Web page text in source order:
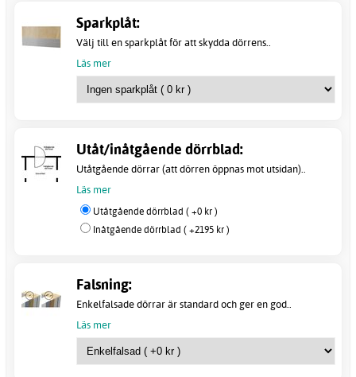
Sparkplåt:
Välj till en sparkplåt för att skydda dörrens..
Läs mer
Utåt/inåtgående dörrblad:
Utåtgående dörrar (att dörren öppnas mot utsidan)..
Läs mer
Utåtgående dörrblad ( +0 kr )
Inåtgående dörrblad ( +2195 kr )
Falsning:
Enkelfalsade dörrar är standard och ger en god..
Läs mer